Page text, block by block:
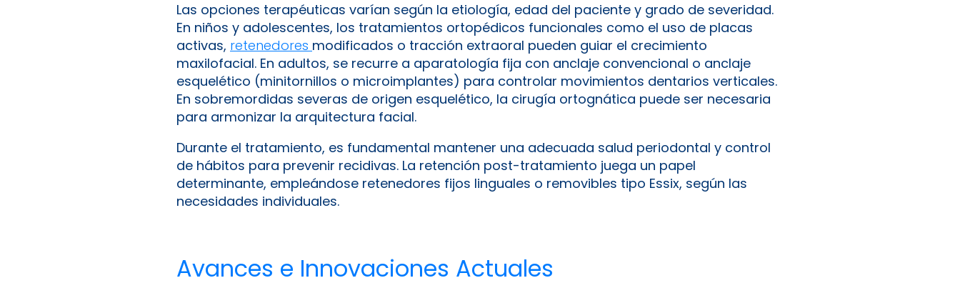
Las opciones terapéuticas varían según la etiología, edad del paciente y grado de severidad.
En niños y adolescentes, los tratamientos ortopédicos funcionales como el uso de placas
activas, retenedores modificados o tracción extraoral pueden guiar el crecimiento
maxilofacial. En adultos, se recurre a aparatología fija con anclaje convencional o anclaje
esquelético (minitornillos o microimplantes) para controlar movimientos dentarios verticales.
En sobremordidas severas de origen esquelético, la cirugía ortognática puede ser necesaria
para armonizar la arquitectura facial.
Durante el tratamiento, es fundamental mantener una adecuada salud periodontal y control
de hábitos para prevenir recidivas. La retención post-tratamiento juega un papel
determinante, empleándose retenedores fijos linguales o removibles tipo Essix, según las
necesidades individuales.
Avances e Innovaciones Actuales